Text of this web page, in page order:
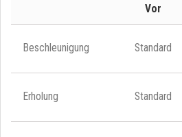
Vor
Beschleunigung Standard
Erholung Standard